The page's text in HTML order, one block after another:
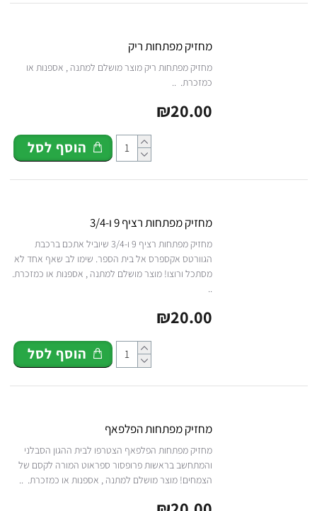
מחזיק מפתחות ריק
מחזיק מפתחות ריק מוצר מושלם למתנה , אספנות או
כמזכרת. ..
₪20.00
הוסף לסל
מחזיק מפתחות רציף 9 ו-3/4
מחזיק מפתחות רציף 9 ו-3/4 שיוביל אתכם ברכבת
הגוורטס אקספרס אל בית הספר. שימו לב שאף אחד לא
מסתכל ורוצו! מוצר מושלם למתנה , אספנות או כמזכרת.
₪20.00
הוסף לסל
מחזיק מפתחות הפלפאף
מחזיק מפתחות הפלפאף הצטרפו לבית ההגון הסבלני
והמתחשב בראשות פרופסור ספראוט המורה לקסם של
הצמחים! מוצר מושלם למתנה , אספנות או כמזכרת. ..